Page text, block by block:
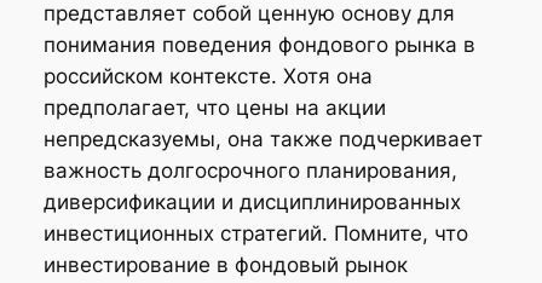
представляет собой ценную основу для
понимания поведения фондового рынка в
российском контексте. Хотя она
предполагает, что цены на акции
непредсказуемы, она также подчеркивает
важность долгосрочного планирования,
диверсификации и дисциплинированных
инвестиционных стратегий. Помните, что
инвестирование в фондовый рынок